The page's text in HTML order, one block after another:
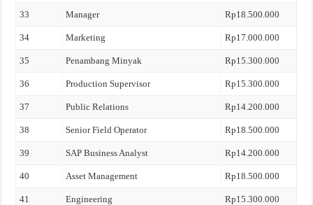
33 Manager Rp18.500.000
34 Marketing Rp17.000.000
35 Penambang Minyak Rp15.300.000
36 Production Supervisor Rp15.300.000
37 Public Relations Rp14.200.000
38 Senior Field Operator Rp18.500.000
39 SAP Business Analyst Rp14.200.000
40 Asset Management Rp18.500.000
41 Engineering Rp15.300.000